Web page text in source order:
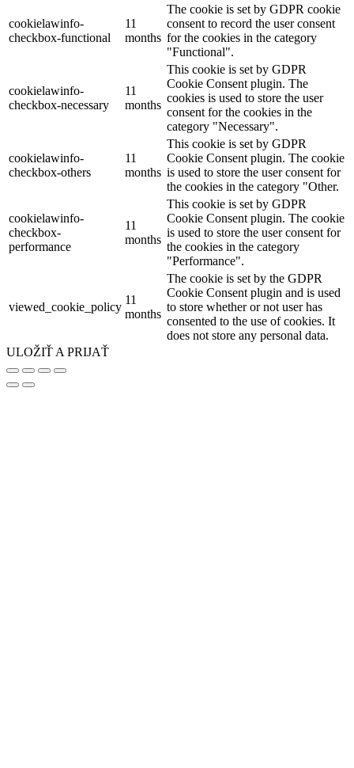
cookielawinfo-
checkbox-functional
11
months
The cookie is set by GDPR cookie
consent to record the user consent
for the cookies in the category
"Functional".
cookielawinfo-
checkbox-necessary
11
months
This cookie is set by GDPR
Cookie Consent plugin. The
cookies is used to store the user
consent for the cookies in the
category "Necessary".
cookielawinfo-
checkbox-others
11
months
This cookie is set by GDPR
Cookie Consent plugin. The cookie
is used to store the user consent for
the cookies in the category "Other.
cookielawinfo-
checkbox-
performance
11
months
This cookie is set by GDPR
Cookie Consent plugin. The cookie
is used to store the user consent for
the cookies in the category
"Performance".
viewed_cookie_policy
11
months
The cookie is set by the GDPR
Cookie Consent plugin and is used
to store whether or not user has
consented to the use of cookies. It
does not store any personal data.
ULOŽIŤ A PRIJAŤ